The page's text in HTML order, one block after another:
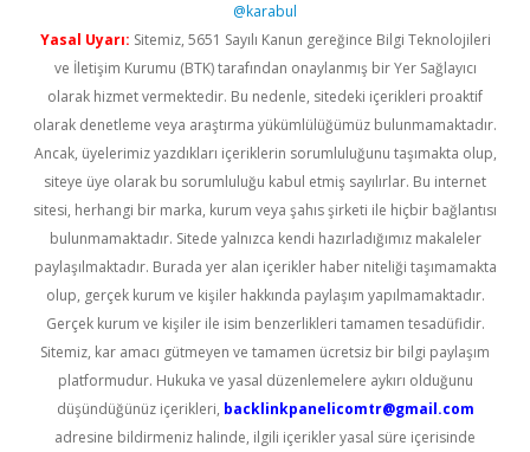
@karabul
Yasal Uyarı: Sitemiz, 5651 Sayılı Kanun gereğince Bilgi Teknolojileri
ve İletişim Kurumu (BTK) tarafından onaylanmış bir Yer Sağlayıcı
olarak hizmet vermektedir. Bu nedenle, sitedeki içerikleri proaktif
olarak denetleme veya araştırma yükümlülüğümüz bulunmamaktadır.
Ancak, üyelerimiz yazdıkları içeriklerin sorumluluğunu taşımakta olup,
siteye üye olarak bu sorumluluğu kabul etmiş sayılırlar. Bu internet
sitesi, herhangi bir marka, kurum veya şahıs şirketi ile hiçbir bağlantısı
bulunmamaktadır. Sitede yalnızca kendi hazırladığımız makaleler
paylaşılmaktadır. Burada yer alan içerikler haber niteliği taşımamakta
olup, gerçek kurum ve kişiler hakkında paylaşım yapılmamaktadır.
Gerçek kurum ve kişiler ile isim benzerlikleri tamamen tesadüfidir.
Sitemiz, kar amacı gütmeyen ve tamamen ücretsiz bir bilgi paylaşım
platformudur. Hukuka ve yasal düzenlemelere aykırı olduğunu
düşündüğünüz içerikleri, backlinkpanelicomtr@gmail.com
adresine bildirmeniz halinde, ilgili içerikler yasal süre içerisinde